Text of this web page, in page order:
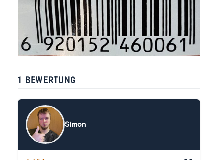
1 BEWERTUNG
Simon